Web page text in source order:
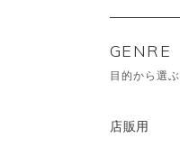
GENRE
目的から選ぶ
店販用